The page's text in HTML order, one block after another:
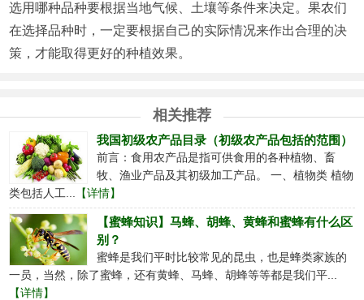
选用哪种品种要根据当地气候、土壤等条件来决定。果农们
在选择品种时，一定要根据自己的实际情况来作出合理的决
策，才能取得更好的种植效果。
相关推荐
我国初级农产品目录（初级农产品包括的范围）
前言：食用农产品是指可供食用的各种植物、畜
牧、渔业产品及其初级加工产品。 一、植物类 植物
类包括人工...
【详情】
【蜜蜂知识】马蜂、胡蜂、黄蜂和蜜蜂有什么区
别？
蜜蜂是我们平时比较常见的昆虫，也是蜂类家族的
一员，当然，除了蜜蜂，还有黄蜂、马蜂、胡蜂等等都是我们平...
【详情】